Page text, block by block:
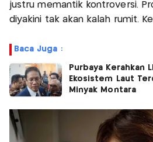
justru memantik kontroversi.
diyakini tak akan kalah rumit.
Baca Juga :
Purbaya Kerahkan
Ekosistem Laut
Minyak Montara